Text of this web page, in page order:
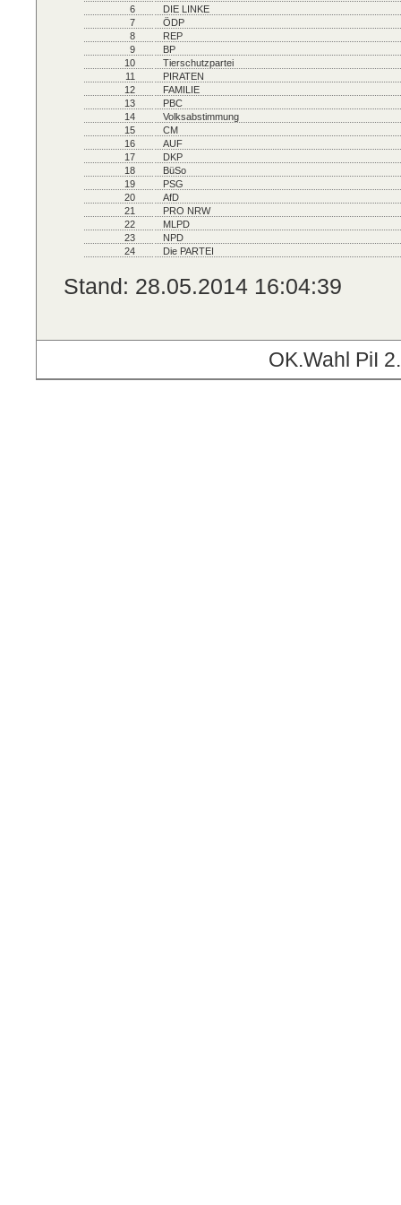
6
DIE LINKE
7
ÖDP
8
REP
9
BP
10
Tierschutzpartei
11
PIRATEN
12
FAMILIE
13
PBC
14
Volksabstimmung
15
CM
16
AUF
17
DKP
18
BüSo
19
PSG
20
AfD
21
PRO NRW
22
MLPD
23
NPD
24
Die PARTEI
Stand: 28.05.2014 16:04:39
OK.Wahl PiI